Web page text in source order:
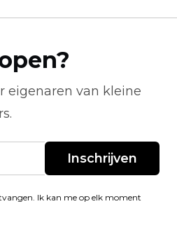
eigenaren van kleine
Inschrijven
Ik kan me op elk moment